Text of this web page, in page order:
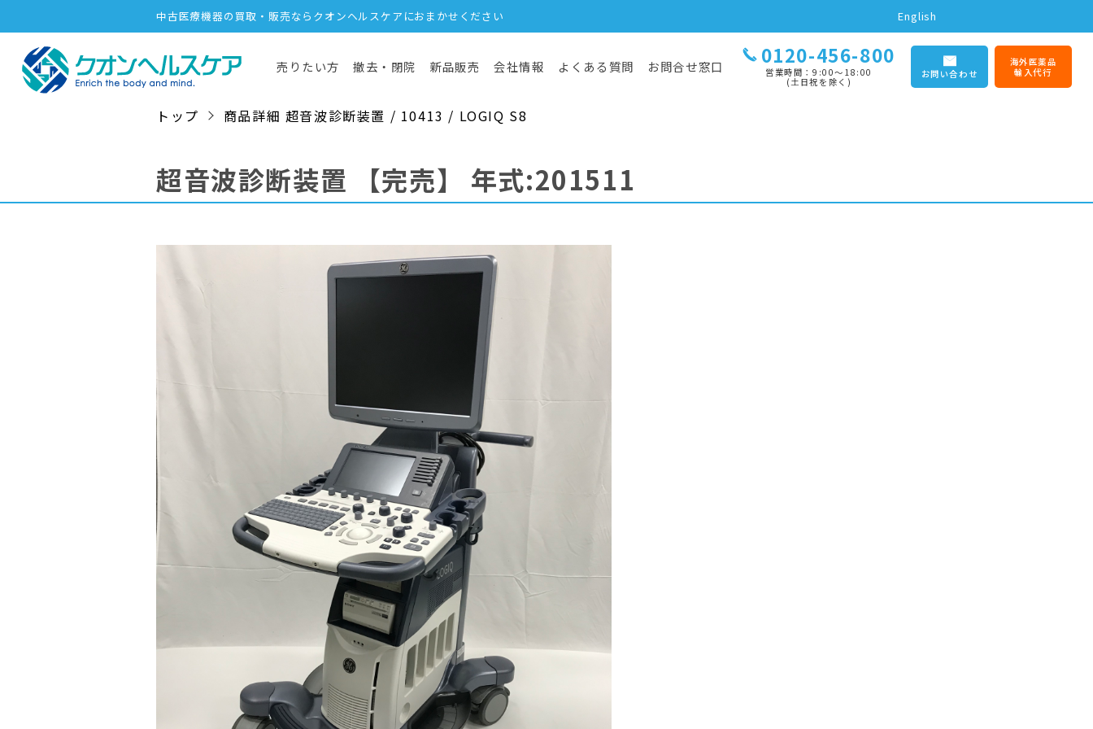
中古医療機器の買取・販売ならクオンヘルスケアにおまかせください English
売りたい方 撤去・閉院 新品販売 会社情報 よくある質問 お問合せ窓口 0120-456-800
営業時間：9:00〜18:00
(土日祝を除く)
お問い合わせ
海外医薬品
輸入代行
トップ 商品詳細 超音波診断装置 / 10413 / LOGIQ S8
超音波診断装置 【完売】 年式:201511